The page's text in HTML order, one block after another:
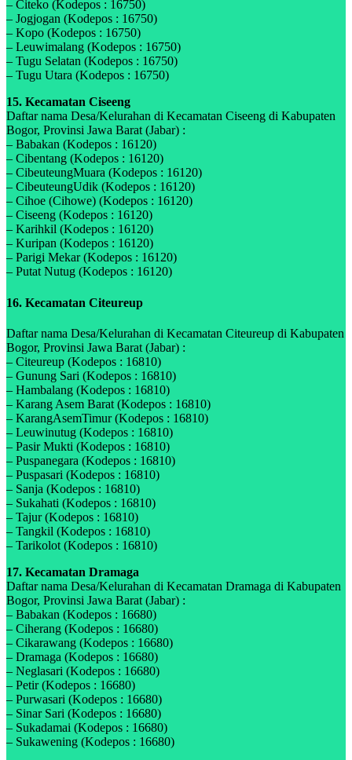
– Citeko (Kodepos : 16750)
– Jogjogan (Kodepos : 16750)
– Kopo (Kodepos : 16750)
– Leuwimalang (Kodepos : 16750)
– Tugu Selatan (Kodepos : 16750)
– Tugu Utara (Kodepos : 16750)
15. Kecamatan Ciseeng
Daftar nama Desa/Kelurahan di Kecamatan Ciseeng di Kabupaten
Bogor, Provinsi Jawa Barat (Jabar) :
– Babakan (Kodepos : 16120)
– Cibentang (Kodepos : 16120)
– CibeuteungMuara (Kodepos : 16120)
– CibeuteungUdik (Kodepos : 16120)
– Cihoe (Cihowe) (Kodepos : 16120)
– Ciseeng (Kodepos : 16120)
– Karihkil (Kodepos : 16120)
– Kuripan (Kodepos : 16120)
– Parigi Mekar (Kodepos : 16120)
– Putat Nutug (Kodepos : 16120)
16. Kecamatan Citeureup
Daftar nama Desa/Kelurahan di Kecamatan Citeureup di Kabupaten
Bogor, Provinsi Jawa Barat (Jabar) :
– Citeureup (Kodepos : 16810)
– Gunung Sari (Kodepos : 16810)
– Hambalang (Kodepos : 16810)
– Karang Asem Barat (Kodepos : 16810)
– KarangAsemTimur (Kodepos : 16810)
– Leuwinutug (Kodepos : 16810)
– Pasir Mukti (Kodepos : 16810)
– Puspanegara (Kodepos : 16810)
– Puspasari (Kodepos : 16810)
– Sanja (Kodepos : 16810)
– Sukahati (Kodepos : 16810)
– Tajur (Kodepos : 16810)
– Tangkil (Kodepos : 16810)
– Tarikolot (Kodepos : 16810)
17. Kecamatan Dramaga
Daftar nama Desa/Kelurahan di Kecamatan Dramaga di Kabupaten
Bogor, Provinsi Jawa Barat (Jabar) :
– Babakan (Kodepos : 16680)
– Ciherang (Kodepos : 16680)
– Cikarawang (Kodepos : 16680)
– Dramaga (Kodepos : 16680)
– Neglasari (Kodepos : 16680)
– Petir (Kodepos : 16680)
– Purwasari (Kodepos : 16680)
– Sinar Sari (Kodepos : 16680)
– Sukadamai (Kodepos : 16680)
– Sukawening (Kodepos : 16680)